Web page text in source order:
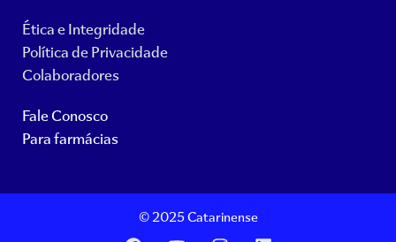
Ética e Integridade
Política de Privacidade
Colaboradores
Fale Conosco
Para farmácias
© 2025 Catarinense
F Y I L